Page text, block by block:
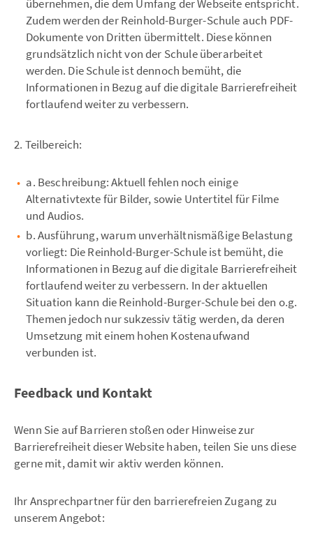
übernehmen, die dem Umfang der Webseite entspricht.
Zudem werden der Reinhold-Burger-Schule auch PDF-
Dokumente von Dritten übermittelt. Diese können
grundsätzlich nicht von der Schule überarbeitet
werden. Die Schule ist dennoch bemüht, die
Informationen in Bezug auf die digitale Barrierefreiheit
fortlaufend weiter zu verbessern.
2. Teilbereich:
a. Beschreibung: Aktuell fehlen noch einige
Alternativtexte für Bilder, sowie Untertitel für Filme
und Audios.
b. Ausführung, warum unverhältnismäßige Belastung
vorliegt: Die Reinhold-Burger-Schule ist bemüht, die
Informationen in Bezug auf die digitale Barrierefreiheit
fortlaufend weiter zu verbessern. In der aktuellen
Situation kann die Reinhold-Burger-Schule bei den o.g.
Themen jedoch nur sukzessiv tätig werden, da deren
Umsetzung mit einem hohen Kostenaufwand
verbunden ist.
Feedback und Kontakt
Wenn Sie auf Barrieren stoßen oder Hinweise zur
Barrierefreiheit dieser Website haben, teilen Sie uns diese
gerne mit, damit wir aktiv werden können.
Ihr Ansprechpartner für den barrierefreien Zugang zu
unserem Angebot: